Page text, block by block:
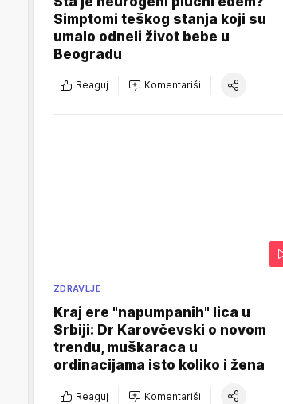
Simptomi teškog stanja koji su
umalo odneli život bebe u
Beogradu
Reaguj Komentariši
ZDRAVLJE
Kraj ere "napumpanih" lica u
Srbiji: Dr Karovčevski o novom
trendu, muškaraca u
ordinacijama isto koliko i žena
Reaguj Komentariši